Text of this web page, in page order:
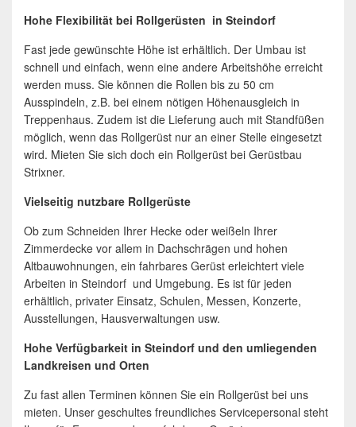
Hohe Flexibilität bei Rollgerüsten in Steindorf
Fast jede gewünschte Höhe ist erhältlich. Der Umbau ist
schnell und einfach, wenn eine andere Arbeitshöhe erreicht
werden muss. Sie können die Rollen bis zu 50 cm
Ausspindeln, z.B. bei einem nötigen Höhenausgleich in
Treppenhaus. Zudem ist die Lieferung auch mit Standfüßen
möglich, wenn das Rollgerüst nur an einer Stelle eingesetzt
wird. Mieten Sie sich doch ein Rollgerüst bei Gerüstbau
Strixner.
Vielseitig nutzbare Rollgerüste
Ob zum Schneiden Ihrer Hecke oder weißeln Ihrer
Zimmerdecke vor allem in Dachschrägen und hohen
Altbauwohnungen, ein fahrbares Gerüst erleichtert viele
Arbeiten in Steindorf und Umgebung. Es ist für jeden
erhältlich, privater Einsatz, Schulen, Messen, Konzerte,
Ausstellungen, Hausverwaltungen usw.
Hohe Verfügbarkeit in Steindorf und den umliegenden
Landkreisen und Orten
Zu fast allen Terminen können Sie ein Rollgerüst bei uns
mieten. Unser geschultes freundliches Servicepersonal steht